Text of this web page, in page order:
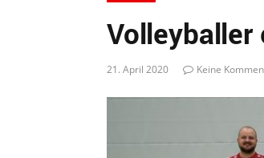
Volleyballer
21. April 2020 Keine